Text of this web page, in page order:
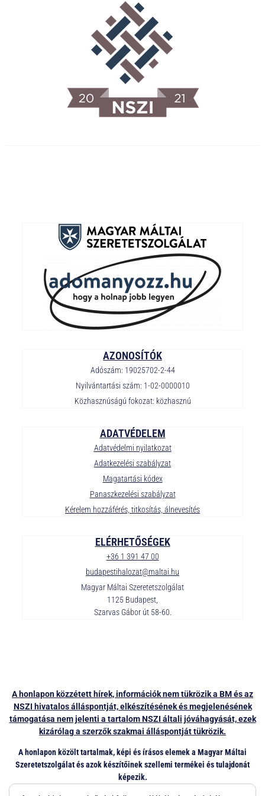
ELÉRHETŐSÉGEK
+36 1 391 47 00
budapestihalozat@maltai.hu
Magyar Máltai Szeretetszolgálat
1125 Budapest,
Szarvas Gábor út 58-60.
ADATVÉDELEM
Adatvédelmi nyilatkozat
Adatkezelési szabályzat
Magatartási kódex
Panaszkezelési szabályzat
Kérelem hozzáférés, titkosítás, álnevesítés
AZONOSÍTÓK
Adószám: 19025702-2-44
Nyilvántartási szám: 1-02-0000010
Közhasznúságú fokozat: közhasznú
A honlapon közzétett hírek, információk nem tükrözik a BM és az
NSZI hivatalos álláspontját, elkészítésének és megjelenésének
támogatása nem jelenti a tartalom NSZI általi jóváhagyását, ezek
kizárólag a szerzők szakmai álláspontját tükrözik.
A honlapon közölt tartalmak, képi és írásos elemek a Magyar Máltai
Szeretetszolgálat és azok készítőinek szellemi termékei és tulajdonát
képezik.
Átvételük, újra közlésük, további felhasználásuk egyéb célokra, a Magyar